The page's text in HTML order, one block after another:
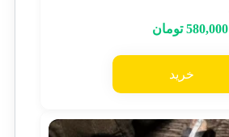
580,000 تومان
خرید